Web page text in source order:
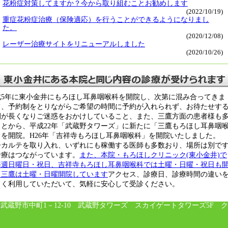
花粉症対策してますか？今から取り組むことお勧めします
(2022/10/19)
重症花粉症治療（保険適応）を行うことができるようになりまし
た。
(2020/12/08)
レーザー治療サイトをリニューアルしました
(2020/10/26)
年に東小金井にもろほし耳鼻咽喉科を開院し、次第に混み合ってきま
予約制をとりながらご希望の時間に予約が入れられず、お待たせする
長くなりご迷惑をおかけしていること、また、三鷹方面の患者様も多
から、平成22年「武蔵野タワーズ」に新たに「三鷹もろほし耳鼻咽
開院。H26年「吉祥寺もろほし耳鼻咽喉科」を開院いたしました。
ルテを取り入れ、いずれにも稼働する医師も多数おり、場所は別です
はつながっています。
また、本院・もろほしクリニック(東小金井)で
日曜日・祝日、吉祥寺もろほし耳鼻咽喉科では土曜・日曜・祝日も開
鷹は土曜・日曜開院していますアクセス、診療日、診療時間の違いを
利用していただいて、気軽に安心して受診ください。